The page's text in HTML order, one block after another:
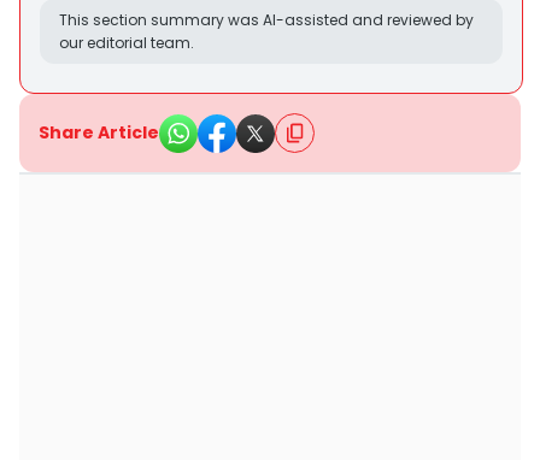
This section summary was AI-assisted and reviewed by
our editorial team.
Share Article